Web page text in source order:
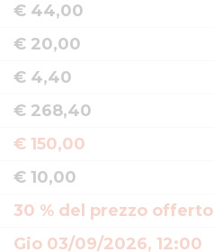
€ 44,00
€ 20,00
€ 4,40
€ 268,40
€ 150,00
€ 10,00
30 % del prezzo offerto
Gio 03/09/2026, 12:00